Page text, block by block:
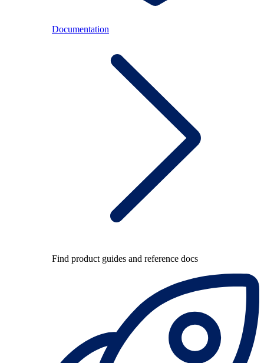
Documentation
Find product guides and reference docs